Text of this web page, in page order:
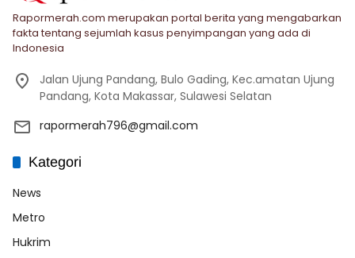
Rapormerah.com merupakan portal berita yang mengabarkan
fakta tentang sejumlah kasus penyimpangan yang ada di
Indonesia
Jalan Ujung Pandang, Bulo Gading, Kec.amatan Ujung
Pandang, Kota Makassar, Sulawesi Selatan
rapormerah796@gmail.com
Kategori
News
Metro
Hukrim